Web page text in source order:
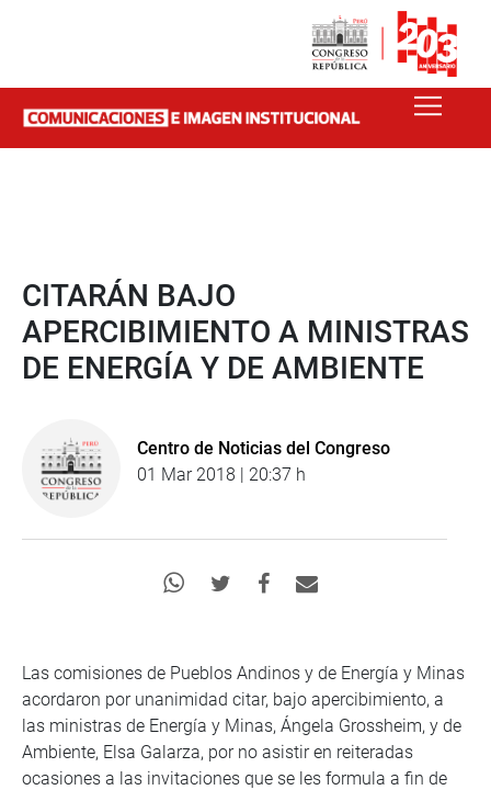
CITARÁN BAJO
APERCIBIMIENTO A MINISTRAS
DE ENERGÍA Y DE AMBIENTE
Centro de Noticias del Congreso
01 Mar 2018 | 20:37 h
Las comisiones de Pueblos Andinos y de Energía y Minas
acordaron por unanimidad citar, bajo apercibimiento, a
las ministras de Energía y Minas, Ángela Grossheim, y de
Ambiente, Elsa Galarza, por no asistir en reiteradas
ocasiones a las invitaciones que se les formula a fin de